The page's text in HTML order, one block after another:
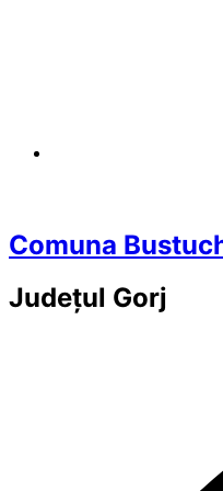
Comuna
Județul Gorj